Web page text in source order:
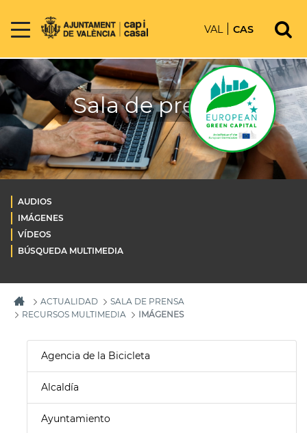
VAL CAS
Sala de prensa
AUDIOS
IMÁGENES
VÍDEOS
BÚSQUEDA MULTIMEDIA
ACTUALIDAD
SALA DE PRENSA
RECURSOS MULTIMEDIA
IMÁGENES
Agencia de la Bicicleta
Alcaldía
Ayuntamiento